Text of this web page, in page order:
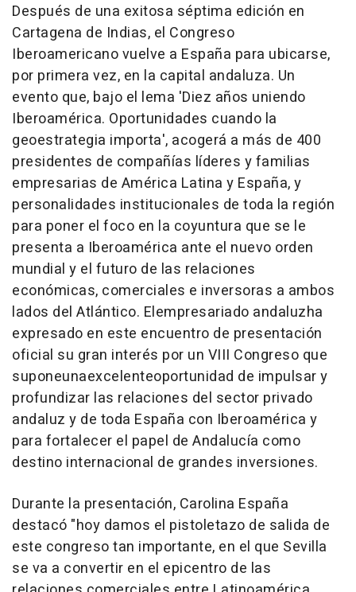
Después de una exitosa séptima edición en
Cartagena de Indias, el Congreso
Iberoamericano vuelve a España para ubicarse,
por primera vez, en la capital andaluza. Un
evento que, bajo el lema 'Diez años uniendo
Iberoamérica. Oportunidades cuando la
geoestrategia importa', acogerá a más de 400
presidentes de compañías líderes y familias
empresarias de América Latina y España, y
personalidades institucionales de toda la región
para poner el foco en la coyuntura que se le
presenta a Iberoamérica ante el nuevo orden
mundial y el futuro de las relaciones
económicas, comerciales e inversoras a ambos
lados del Atlántico. Elempresariado andaluzha
expresado en este encuentro de presentación
oficial su gran interés por un VIII Congreso que
suponeunaexcelenteoportunidad de impulsar y
profundizar las relaciones del sector privado
andaluz y de toda España con Iberoamérica y
para fortalecer el papel de Andalucía como
destino internacional de grandes inversiones.
Durante la presentación, Carolina España
destacó "hoy damos el pistoletazo de salida de
este congreso tan importante, en el que Sevilla
se va a convertir en el epicentro de las